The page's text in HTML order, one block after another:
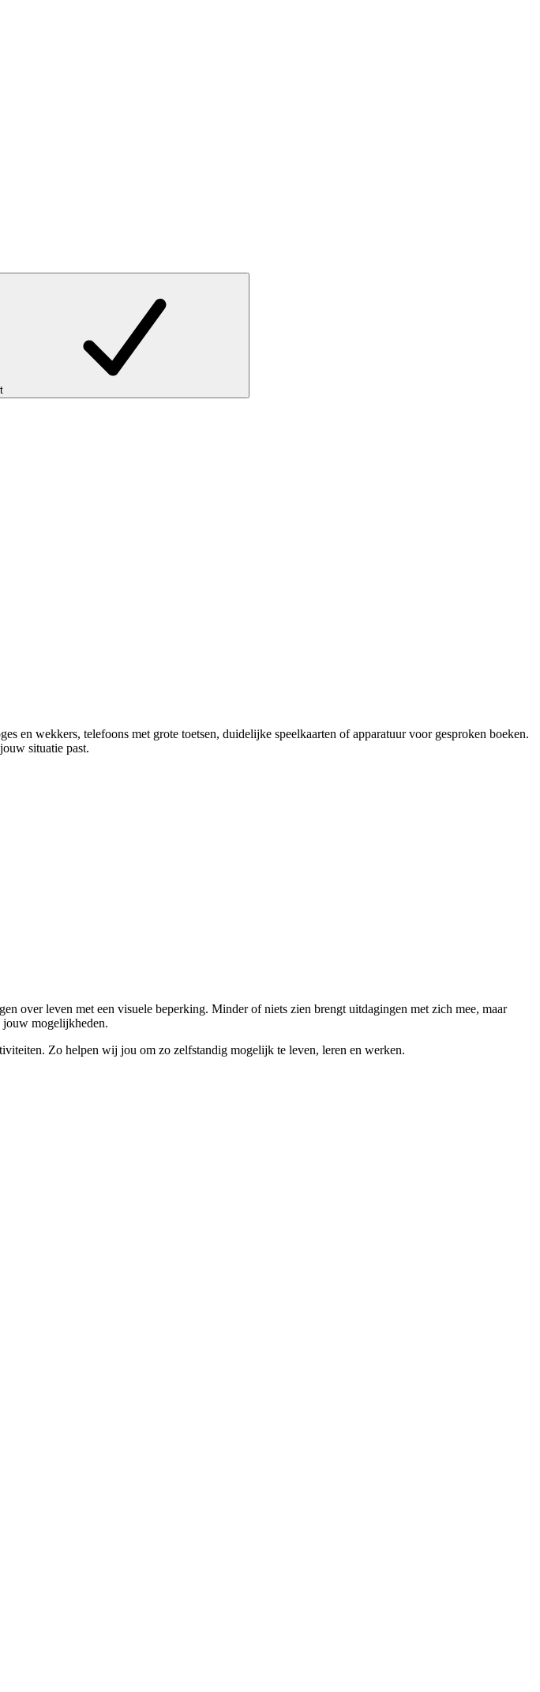
en wekkers, telefoons met grote toetsen, duidelijke speelkaarten of apparatuur voor gesproken boeken.
situatie past.
over leven met een visuele beperking. Minder of niets zien brengt uitdagingen met zich mee, maar
jouw mogelijkheden.
Zo helpen wij jou om zo zelfstandig mogelijk te leven, leren en werken.